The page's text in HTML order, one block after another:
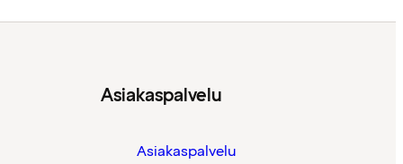
Asiakaspalvelu
Asiakaspalvelu